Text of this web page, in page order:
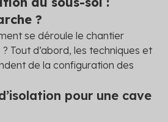
?
se déroule le chantier
Tout d’abord, les techniques et
de la configuration des
pour une cave